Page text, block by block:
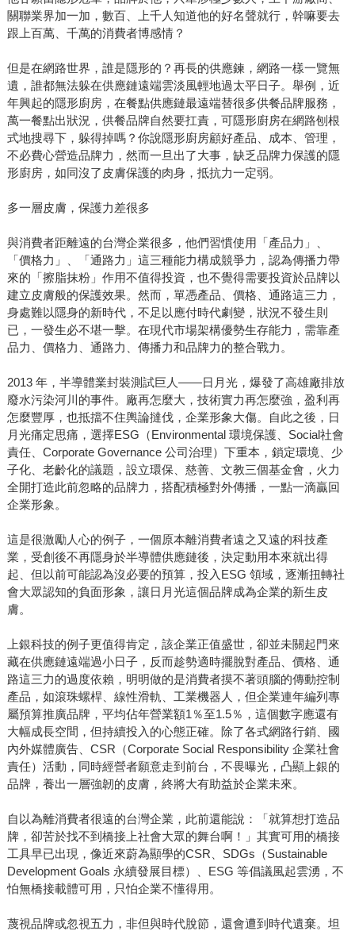
關聯業界加一加，數百、上千人知道他的好名聲就行，幹嘛要去
跟上百萬、千萬的消費者博感情？
但是在網路世界，誰是隱形的？再長的供應鍊，網路一樣一覽無
遺，誰都無法躲在供應鏈遠端雲淡風輕地過太平日子。舉例，近
年興起的隱形廚房，在餐點供應鏈最遠端替很多供餐品牌服務，
萬一餐點出狀況，供餐品牌自然要扛責，可隱形廚房在網路刨根
式地搜尋下，躲得掉嗎？你說隱形廚房顧好產品、成本、管理，
不必費心營造品牌力，然而一旦出了大事，缺乏品牌力保護的隱
形廚房，如同沒了皮膚保護的肉身，抵抗力一定弱。
多一層皮膚，保護力差很多
與消費者距離遠的台灣企業很多，他們習慣使用「產品力」、
「價格力」、「通路力」這三種能力構成競爭力，認為傳播力帶
來的「擦脂抹粉」作用不值得投資，也不覺得需要投資於品牌以
建立皮膚般的保護效果。然而，單憑產品、價格、通路這三力，
身處難以隱身的新時代，不足以應付時代劇變，狀況不發生則
已，一發生必不堪一擊。在現代市場架構優勢生存能力，需靠產
品力、價格力、通路力、傳播力和品牌力的整合戰力。
2013 年，半導體業封裝測試巨人——日月光，爆發了高雄廠排放
廢水污染河川的事件。廠再怎麼大，技術實力再怎麼強，盈利再
怎麼豐厚，也抵擋不住輿論撻伐，企業形象大傷。自此之後，日
月光痛定思痛，選擇ESG（Environmental 環境保護、Social社會
責任、Corporate Governance 公司治理）下重本，鎖定環境、少
子化、老齡化的議題，設立環保、慈善、文教三個基金會，火力
全開打造此前忽略的品牌力，搭配積極對外傳播，一點一滴贏回
企業形象。
這是很激勵人心的例子，一個原本離消費者遠之又遠的科技產
業，受創後不再隱身於半導體供應鏈後，決定動用本來就出得
起、但以前可能認為沒必要的預算，投入ESG 領域，逐漸扭轉社
會大眾認知的負面形象，讓日月光這個品牌成為企業的新生皮
膚。
上銀科技的例子更值得肯定，該企業正值盛世，卻並未關起門來
藏在供應鏈遠端過小日子，反而趁勢適時擺脫對產品、價格、通
路這三力的過度依賴，明明做的是消費者摸不著頭腦的傳動控制
產品，如滾珠螺桿、線性滑軌、工業機器人，但企業連年編列專
屬預算推廣品牌，平均佔年營業額1％至1.5％，這個數字應還有
大幅成長空間，但持續投入的心態正確。除了各式網路行銷、國
內外媒體廣告、CSR（Corporate Social Responsibility 企業社會
責任）活動，同時經營者願意走到前台，不畏曝光，凸顯上銀的
品牌，養出一層強韌的皮膚，終將大有助益於企業未來。
自以為離消費者很遠的台灣企業，此前還能說：「就算想打造品
牌，卻苦於找不到橋接上社會大眾的舞台啊！」其實可用的橋接
工具早已出現，像近來蔚為顯學的CSR、SDGs（Sustainable
Development Goals 永續發展目標）、ESG 等倡議風起雲湧，不
怕無橋接載體可用，只怕企業不懂得用。
蔑視品牌或忽視五力，非但與時代脫節，還會遭到時代遺棄。坦